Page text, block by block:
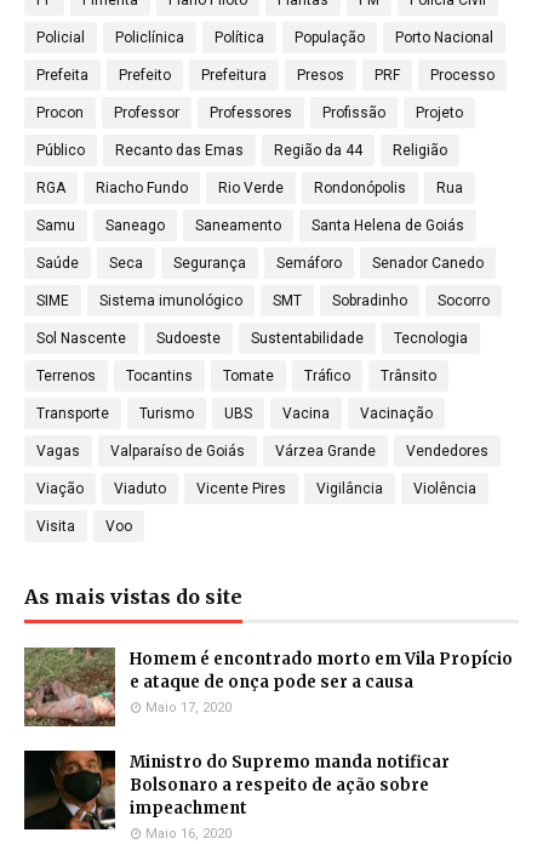
Policial Policlínica Política População Porto Nacional
Prefeita Prefeito Prefeitura Presos PRF Processo
Procon Professor Professores Profissão Projeto
Público Recanto das Emas Região da 44 Religião
RGA Riacho Fundo Rio Verde Rondonópolis Rua
Samu Saneago Saneamento Santa Helena de Goiás
Saúde Seca Segurança Semáforo Senador Canedo
SIME Sistema imunológico SMT Sobradinho Socorro
Sol Nascente Sudoeste Sustentabilidade Tecnologia
Terrenos Tocantins Tomate Tráfico Trânsito
Transporte Turismo UBS Vacina Vacinação
Vagas Valparaíso de Goiás Várzea Grande Vendedores
Viação Viaduto Vicente Pires Vigilância Violência
Visita Voo
As mais vistas do site
Homem é encontrado morto em Vila Propício
e ataque de onça pode ser a causa
Maio 17, 2020
Ministro do Supremo manda notificar
Bolsonaro a respeito de ação sobre
impeachment
Maio 16, 2020